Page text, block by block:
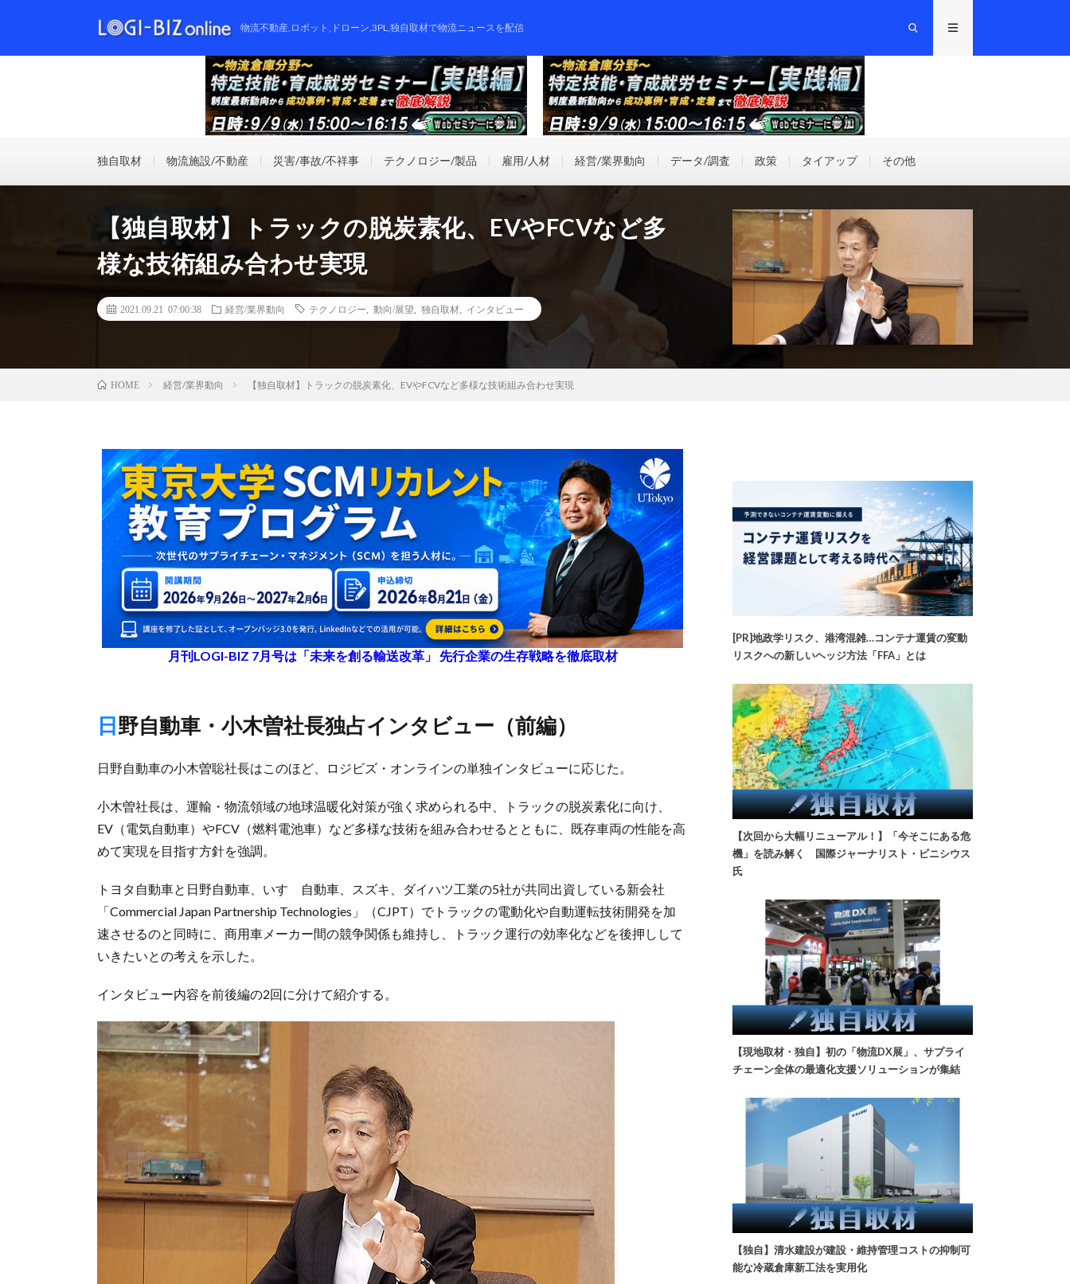
物流不動産,ロボット,ドローン,3PL,独自取材で物流ニュースを配信
独自取材 物流施設/不動産 災害/事故/不祥事 テクノロジー/製品 雇用/人材 経営/業界動向 データ/調査 政策 タイアップ その他
【独自取材】トラックの脱炭素化、EVやFCVなど多
様な技術組み合わせ実現
2021.09.21 07:00:38 経営/業界動向 テクノロジー 動向/展望 独自取材 インタビュー
HOME 経営/業界動向 【独自取材】トラックの脱炭素化、EVやFCVなど多様な技術組み合わせ実現
月刊LOGI-BIZ 7月号は「未来を創る輸送改革」 先行企業の生存戦略を徹底取材
日野自動車・小木曽社長独占インタビュー（前編）
日野自動車の小木曽聡社長はこのほど、ロジビズ・オンラインの単独インタビューに応じた。
小木曽社長は、運輸・物流領域の地球温暖化対策が強く求められる中、トラックの脱炭素化に向け、
EV（電気自動車）やFCV（燃料電池車）など多様な技術を組み合わせるとともに、既存車両の性能を高
めて実現を目指す方針を強調。
トヨタ自動車と日野自動車、いすゞ自動車、スズキ、ダイハツ工業の5社が共同出資している新会社
「Commercial Japan Partnership Technologies」（CJPT）でトラックの電動化や自動運転技術開発を加
速させるのと同時に、商用車メーカー間の競争関係も維持し、トラック運行の効率化などを後押しして
いきたいとの考えを示した。
インタビュー内容を前後編の2回に分けて紹介する。
[PR]地政学リスク、港湾混雑…コンテナ運賃の変動
リスクへの新しいヘッジ方法「FFA」とは
【次回から大幅リニューアル！】「今そこにある危
機」を読み解く 国際ジャーナリスト・ビニシウス
氏
【現地取材・独自】初の「物流DX展」、サプライ
チェーン全体の最適化支援ソリューションが集結
【独自】清水建設が建設・維持管理コストの抑制可
能な冷蔵倉庫新工法を実用化